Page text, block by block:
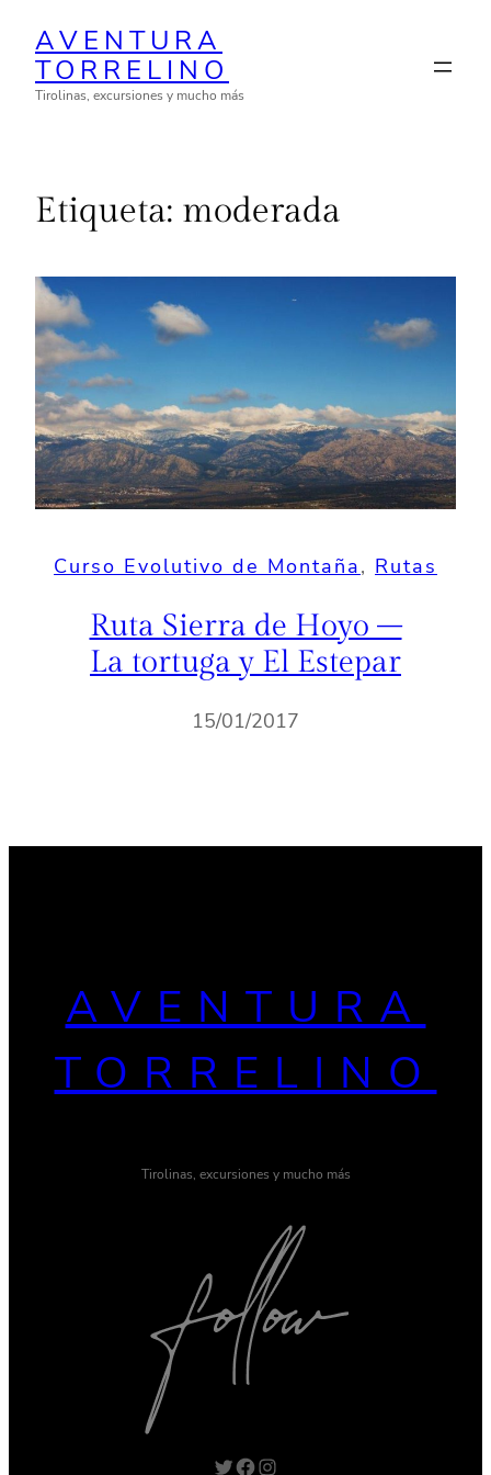
contenido
AVENTURA
TORRELINO
Tirolinas, excursiones y mucho más
Etiqueta: moderada
Curso Evolutivo de Montaña, Rutas
Ruta Sierra de Hoyo –
La tortuga y El Estepar
15/01/2017
AVENTURA
TORRELINO
Tirolinas, excursiones y mucho más
Twitter Facebook Instagram